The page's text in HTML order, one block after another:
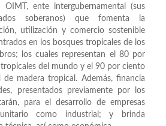
OIMT, ente intergubernamental (sus
soberanos) que fomenta la
utilización y comercio sostenible
en los bosques tropicales de los
los cuales representan el 80 por
del mundo y el 90 por ciento
madera tropical. Además, financia
presentados previamente por los
para el desarrollo de empresas
como industrial; y brinda